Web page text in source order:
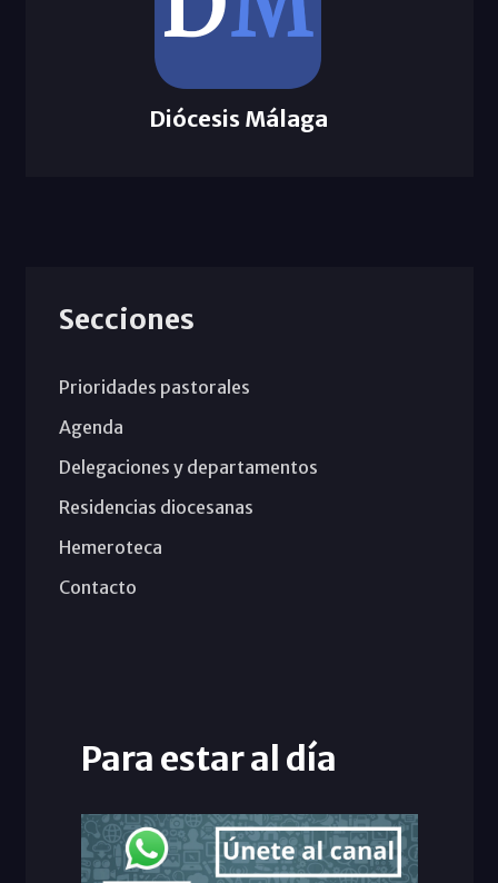
Diócesis Málaga
Secciones
Prioridades pastorales
Agenda
Delegaciones y departamentos
Residencias diocesanas
Hemeroteca
Contacto
Para estar al día